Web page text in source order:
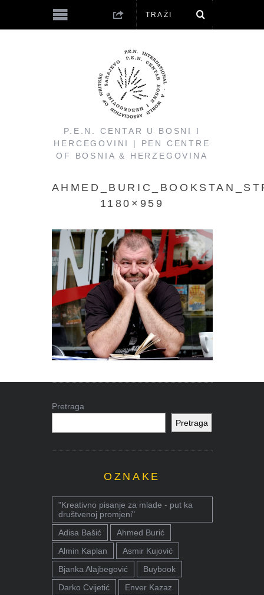
P.E.N. CENTAR U BOSNI I
HERCEGOVINI | PEN CENTRE
OF BOSNIA & HERZEGOVINA
1180×959
Pretraga
Pretraga
OZNAKE
"Kreativno pisanje za mlade - put ka
društvenoj promjeni"
Adisa Bašić
Ahmed Burić
Almin Kaplan
Asmir Kujović
Bjanka Alajbegović
Buybook
Darko Cvijetić
Enver Kazaz